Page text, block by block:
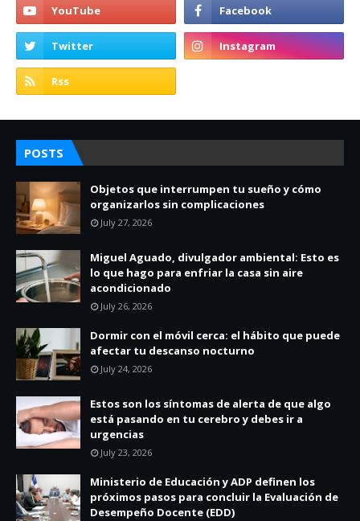
POSTS
Objetos que interrumpen tu sueño y cómo
organizarlos sin complicaciones
July 27, 2026
Miguel Aguado, divulgador ambiental: Esto es
lo que hago para enfriar la casa sin aire
acondicionado
July 26, 2026
Dormir con el móvil cerca: el hábito que puede
afectar tu descanso nocturno
July 24, 2026
Estos son los síntomas de alerta de que algo
está pasando en tu cerebro y debes ir a
urgencias
July 23, 2026
Ministerio de Educación y ADP definen los
próximos pasos para concluir la Evaluación de
Desempeño Docente (EDD)